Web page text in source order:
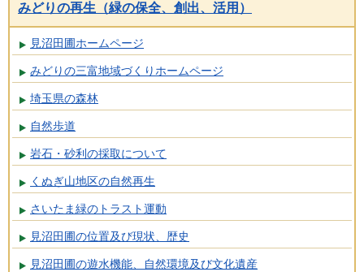
みどりの再生（緑の保全、創出、活用）
見沼田圃ホームページ
みどりの三富地域づくりホームページ
埼玉県の森林
自然歩道
岩石・砂利の採取について
くぬぎ山地区の自然再生
さいたま緑のトラスト運動
見沼田圃の位置及び現状、歴史
見沼田圃の遊水機能、自然環境及び文化遺産